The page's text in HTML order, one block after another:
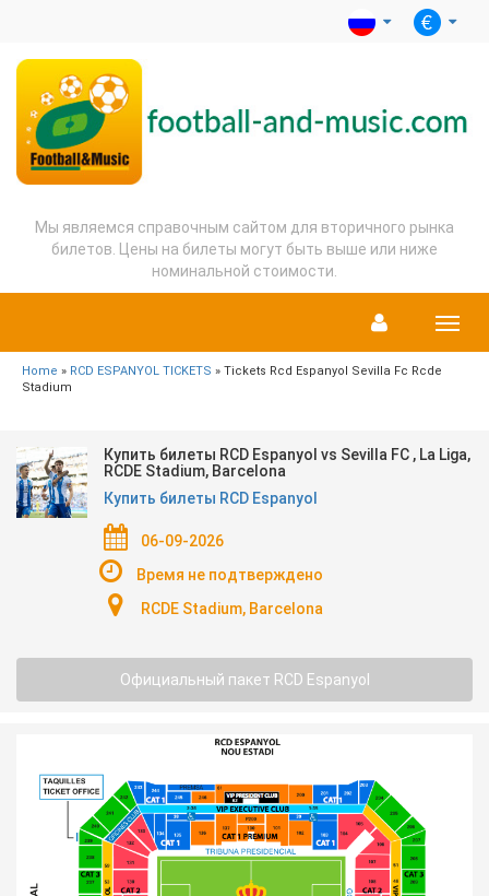
Мы являемся справочным сайтом для вторичного рынка
билетов. Цены на билеты могут быть выше или ниже
номинальной стоимости.
Menu
Home » RCD ESPANYOL TICKETS » Tickets Rcd Espanyol Sevilla Fc Rcde
Stadium
Купить билеты RCD Espanyol vs Sevilla FC , La Liga,
RCDE Stadium, Barcelona
Купить билеты RCD Espanyol
06-09-2026
Время не подтверждено
RCDE Stadium, Barcelona
Официальный пакет RCD Espanyol